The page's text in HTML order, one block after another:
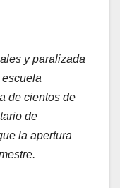
y paralizada
de cientos de
de
la apertura